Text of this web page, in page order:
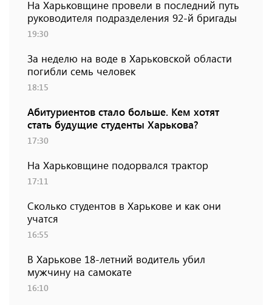
На Харьковщине провели в последний путь
руководителя подразделения 92-й бригады
19:30
За неделю на воде в Харьковской области
погибли семь человек
18:15
Абитуриентов стало больше. Кем хотят
стать будущие студенты Харькова?
17:30
На Харьковщине подорвался трактор
17:11
Сколько студентов в Харькове и как они
учатся
16:55
В Харькове 18-летний водитель убил
мужчину на самокате
16:10